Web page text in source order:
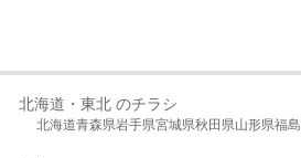
北海道・東北 のチラシ
北海道青森県岩手県宮城県秋田県山形県福